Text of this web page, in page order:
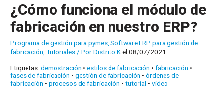
¿Cómo funciona el módulo de
fabricación en nuestro ERP?
Programa de gestión para pymes ,Software ERP para gestión de
fabricación ,Tutoriales / PorDistrito Kel 08/07/2021
Etiquetas:demostración •estilos de fabricación •fabricación •
fases de fabricación •gestión de fabricación •órdenes de
fabricación •procesos de fabricación •tutorial •vídeo